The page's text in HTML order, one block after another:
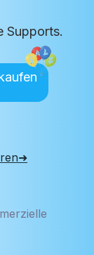
Supports.